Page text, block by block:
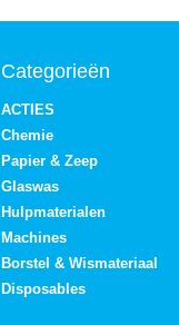
Categorieën
ACTIES
Chemie
Papier & Zeep
Glaswas
Hulpmaterialen
Machines
Borstel & Wismateriaal
Disposables